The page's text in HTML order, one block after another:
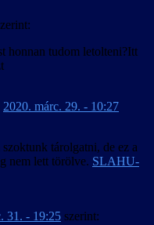
honnan tudom letolteni?Itt
2020. márc. 29. - 10:27
tárolgatni, de ez a
nem lett törölve. SLAHU-
31. - 19:25 szerint: